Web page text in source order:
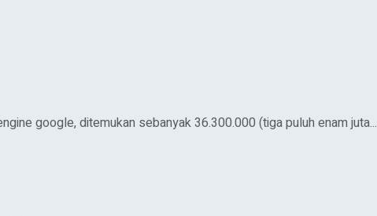
google, ditemukan sebanyak 36.300.000 (tiga puluh enam juta...